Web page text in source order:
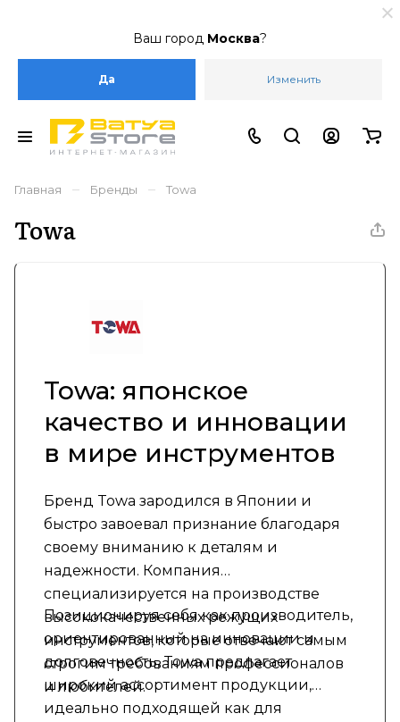
Ваш город Москва?
Да Изменить
Главная – Бренды – Towa
Towa
Towa: японское
качество и инновации
в мире инструментов
Бренд Towa зародился в Японии и
быстро завоевал признание благодаря
своему вниманию к деталям и
надежности. Компания
специализируется на производстве
высококачественных режущих
инструментов, которые отвечают самым
строгим требованиям профессионалов
и любителей.
Позиционируя себя как производитель,
ориентированный на инновации и
долговечность, Towa предлагает
широкий ассортимент продукции,
идеально подходящей как для